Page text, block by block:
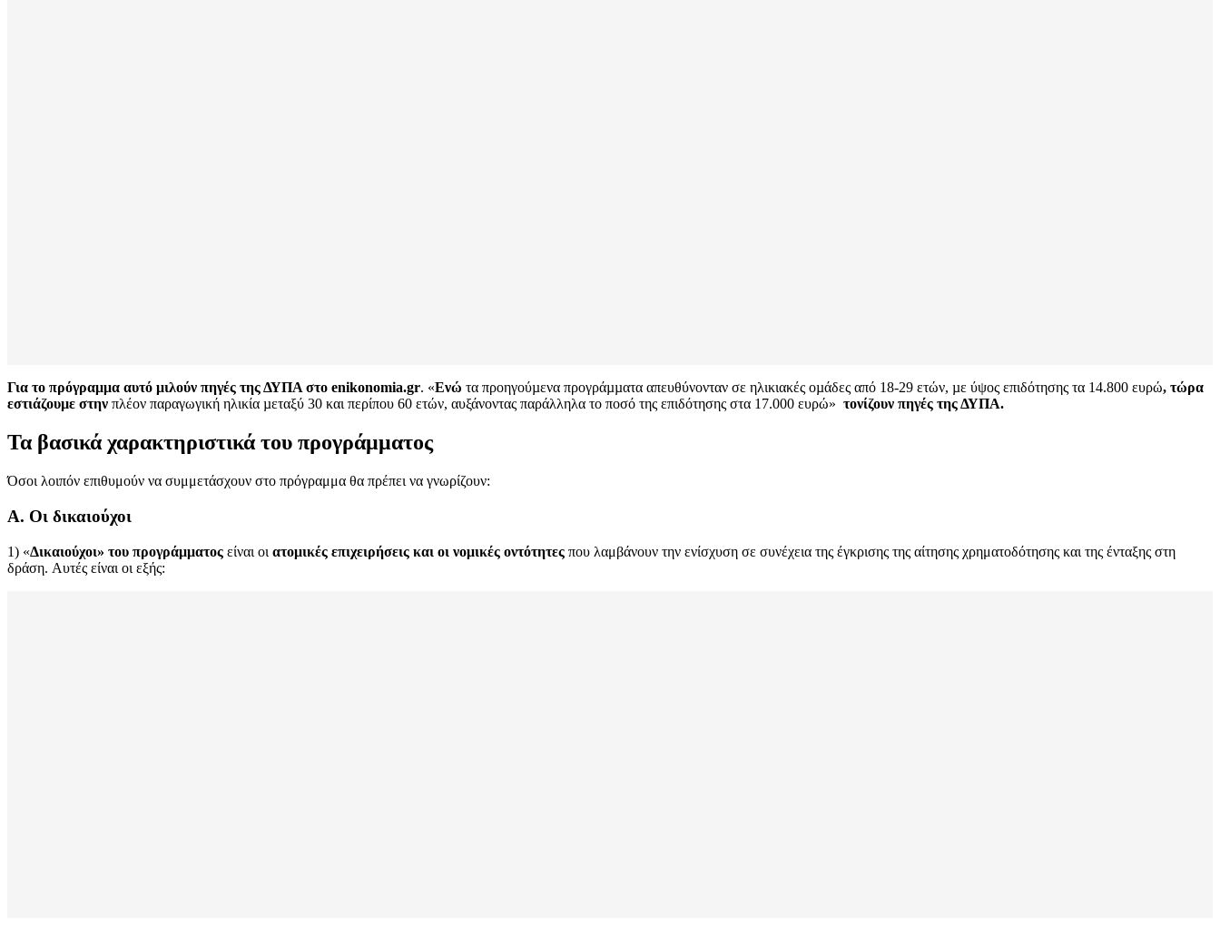
Για το πρόγραμμα αυτό μιλούν πηγές της ΔΥΠΑ στο enikonomia.gr. «Ενώ τα προηγούµενα προγράµµατα απευθύνονταν σε ηλικιακές οµάδες από 18-29 ετών, µε ύψος επιδότησης τα 14.800 ευρώ, τώρα
εστιάζουµε στην πλέον παραγωγική ηλικία µεταξύ 30 και περίπου 60 ετών, αυξάνοντας παράλληλα το ποσό της επιδότησης στα 17.000 ευρώ» τονίζουν πηγές της ΔΥΠΑ.
Τα βασικά χαρακτηριστικά του προγράμματος
Όσοι λοιπόν επιθυμούν να συμμετάσχουν στο πρόγραμμα θα πρέπει να γνωρίζουν:
Α. Οι δικαιούχοι
1) «Δικαιούχοι» του προγράμματος είναι οι ατομικές επιχειρήσεις και οι νομικές οντότητες που λαμβάνουν την ενίσχυση σε συνέχεια της έγκρισης της αίτησης χρηματοδότησης και της ένταξης στη
δράση. Αυτές είναι οι εξής: